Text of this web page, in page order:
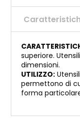
superiore.
dimensioni.
UTILIZZO:
permettono di
forma particolare